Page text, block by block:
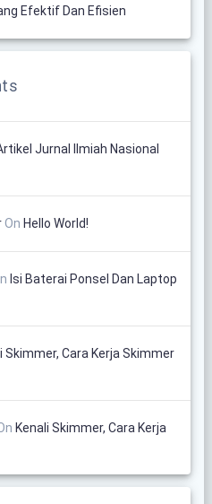
Efektif Dan Efisien
Jurnal Ilmiah Nasional
On Hello World!
Isi Baterai Ponsel Dan Laptop
Skimmer, Cara Kerja Skimmer
Kenali Skimmer, Cara Kerja